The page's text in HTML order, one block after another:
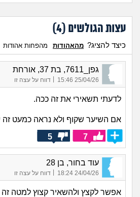
עצות הגולשים (4
)
כיצד להציג? מהאהודות מהפחות אהודות
גפן_7611, בת 37, אורחת
25/04/26 15:46 דווח על עצה זו
לדעתי תשאירי את זה ככה.
אם השיער שקוף ולא נראה כמעט זה
7
5
עוד בחור, בן 28
24/04/26 18:24
| דווח על עצה זו
אפשר לקצץ ולהשאיר קצוץ למטה זה